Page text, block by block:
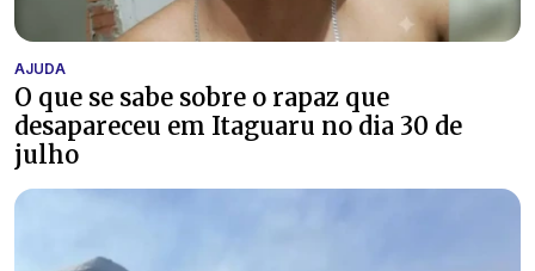
AJUDA
O que se sabe sobre o rapaz que
desapareceu em Itaguaru no dia 30 de
julho